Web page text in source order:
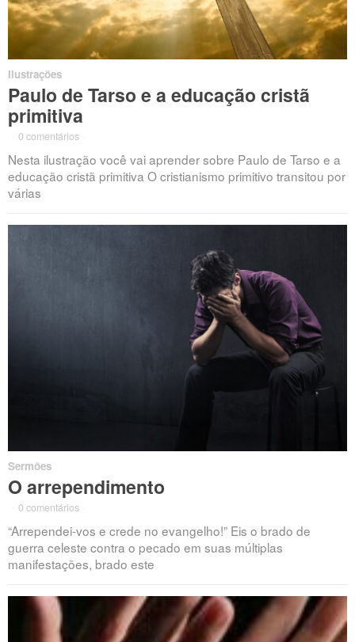
Ilustrações
Paulo de Tarso e a educação cristã
primitiva
0 comentários
Nesta ilustração você vai aprender sobre Paulo de Tarso e a
educação cristã primitiva O cristianismo primitivo transitou por
várias
Sermões
O arrependimento
0 comentários
“Arrependei-vos e crede no evangelho!” Eis o brado de
guerra celeste contra o pecado em suas múltiplas
manifestações, brado este